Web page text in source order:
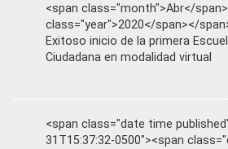
<span class="month">Abr</
class="year">2020</span></
Exitoso inicio de la primera
Ciudadana en modalidad virtual
<span class="date time
31T15:37:32-0500"><span